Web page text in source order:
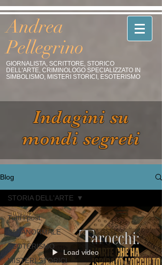
Andrea
Pellegrino
GIORNALISTA, SCRITTORE, STORICO
DELL'ARTE, CRIMINOLOGO SPECIALIZZATO IN
SIMBOLISMO, MISTERI STORICI, ESOTERISMO
Indagini su
mondi segreti
Blog
Tutti i post
PARANORMALE
ESOTERISMO
MISTERI STORICI
STORIA DELL'ARTE
Load video